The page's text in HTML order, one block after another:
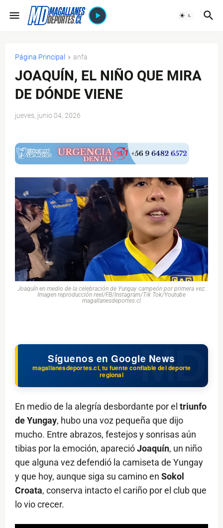
Página Principal anfa
JOAQUÍN, EL NIÑO QUE MIRA
DE DÓNDE VIENE
jueves, junio 04, 2026
Joaquín en medio de la celebración de Yungay campeón por primera vez.
Imagen reproducción reel/FB/Instagram/Tik Tok/Youtube
magallanesdeportes.cl
Síguenos en Google News
magallanesdeportes.cl, tu fuente confiable del deporte
regional
En medio de la alegría desbordante por el triunfo
de Yungay, hubo una voz pequeña que dijo
mucho. Entre abrazos, festejos y sonrisas aún
tibias por la emoción, aparecióJoaquín, un niño
que alguna vez defendió la camiseta de Yungay
y que hoy, aunque siga su camino en Sokol
Croata, conserva intacto el cariño por el club que
lo vio crecer.